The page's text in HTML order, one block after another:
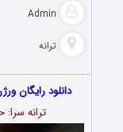
Admin
ترانه
دانلود رایگان
ترانه